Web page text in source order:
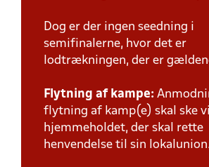
Dog er der ingen seedning i
semifinalerne, hvor det er
lodtrækningen, der er
Flytning af kampe:
flytning af kamp(e) skal ske
hjemmeholdet, der skal rette
henvendelse til sin